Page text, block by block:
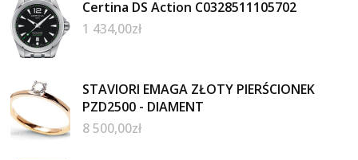
Certina DS Action C0328511105702
1 434,00zł
STAVIORI EMAGA ZŁOTY PIERŚCIONEK
PZD2500 - DIAMENT
8 500,00zł